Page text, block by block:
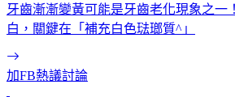
牙齒漸漸變黃可能是牙齒老化現象之一
白，關鍵在「補充白色琺瑯質^」
加FB熱議討論